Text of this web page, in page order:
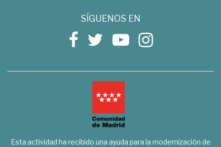
SÍGUENOS EN
Esta actividad ha recibido una ayuda para la modernización de